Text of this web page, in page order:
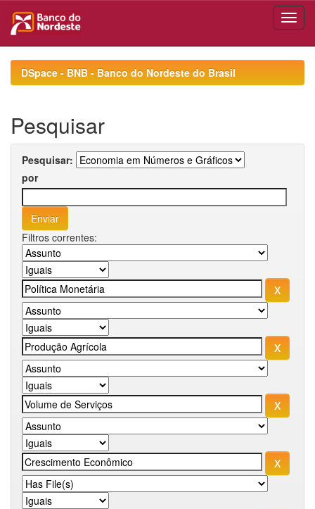
navigationDSpace - BNB - Banco do Nordeste do Brasil
Pesquisar
Pesquisar:
por
Filtros correntes: